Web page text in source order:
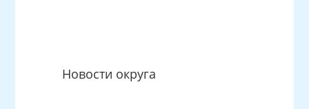
Новости округа